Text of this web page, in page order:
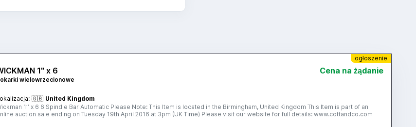
ogłoszenie
1" x 6
wielowrzecionowe
Cena na żądanie
🇬🇧 United Kingdom
1’’ x 6 6 Spindle Bar Automatic Please Note: This Item is located in the Birmingham, United Kingdom This Item is part of an
auction sale ending on Tuesday 19th April 2016 at 3pm (UK Time) Please visit our website for full details: www.cottandco.com